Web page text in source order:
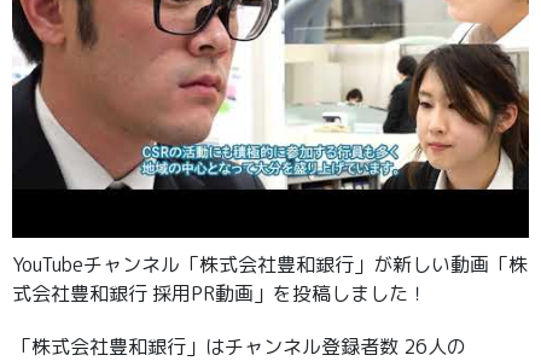
YouTubeチャンネル「株式会社豊和銀行」が新しい動画「株
式会社豊和銀行 採用PR動画」を投稿しました！
「株式会社豊和銀行」はチャンネル登録者数 26人の